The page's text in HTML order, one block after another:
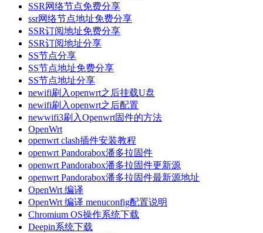
SSR网络节点免费分享
ssr网络节点地址免费分享
SSR订阅地址免费分享
SSR订阅地址分享
SS节点分享
SS节点地址免费分享
SS节点地址分享
newifi刷入openwrt之后挂载U盘
newifi刷入openwrt之后配置
newwifi3刷入Openwrt固件的方法
OpenWrt
openwrt clash插件安装教程
openwrt Pandorabox潘多拉固件
openwrt Pandorabox潘多拉固件更新源
openwrt Pandorabox潘多拉固件最新源地址
OpenWrt 编译
OpenWrt 编译 menuconfig配置说明
Chromium OS操作系统下载
Deepin系统下载